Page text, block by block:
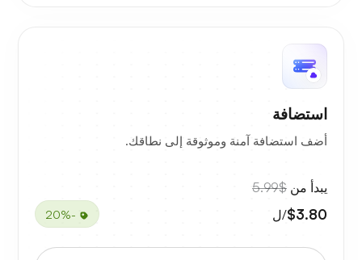
استضافة
أضف استضافة آمنة وموثوقة إلى نطاقك.
يبدأ من $5.99
$3.80/ل -20%